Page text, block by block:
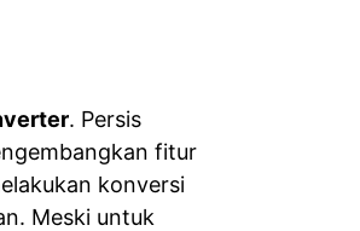
. Persis
fitur
konversi
Meski untuk